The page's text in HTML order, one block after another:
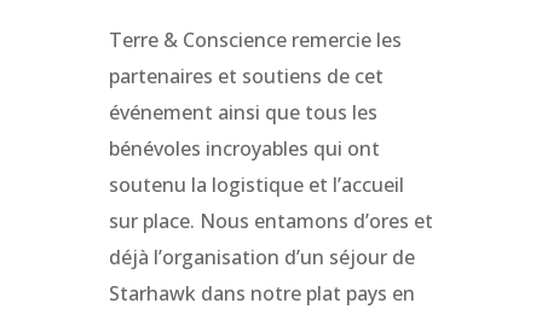
Terre & Conscience remercie les
partenaires et soutiens de cet
événement ainsi que tous les
bénévoles incroyables qui ont
soutenu la logistique et l’accueil
sur place. Nous entamons d’ores et
déjà l’organisation d’un séjour de
Starhawk dans notre plat pays en